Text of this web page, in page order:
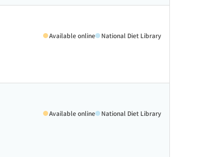
Available online National Diet Library
Available online National Diet Library